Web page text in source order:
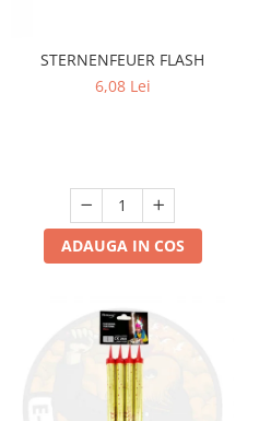
STERNENFEUER FLASH
6,08 Lei
ADAUGA IN COS